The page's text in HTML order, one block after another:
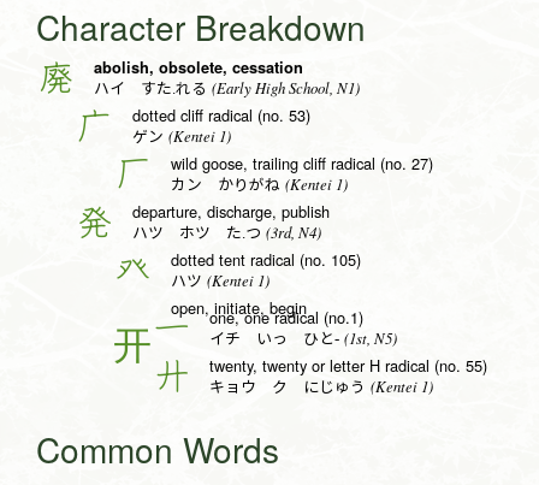
Character Breakdown
廃 abolish, obsolete, cessation
ハイ すた.れる (Early High School, N1)
广 dotted cliff radical (no. 53)
ゲン (Kentei 1)
厂 wild goose, trailing cliff radical (no. 27)
カン かりがね (Kentei 1)
発 departure, discharge, publish
ハツ ホツ た.つ (3rd, N4)
癶 dotted tent radical (no. 105)
ハツ (Kentei 1)
open, initiate, begin
一 one, one radical (no.1)
イチ いっ ひと- (1st, N5)
廾 twenty, twenty or letter H radical (no. 55)
キョウ ク にじゅう (Kentei 1)
Common Words